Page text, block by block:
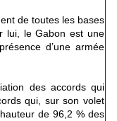
de toutes les bases
lui, le Gabon est une
d’une armée
des accords qui
qui, sur son volet
de 96,2 % des